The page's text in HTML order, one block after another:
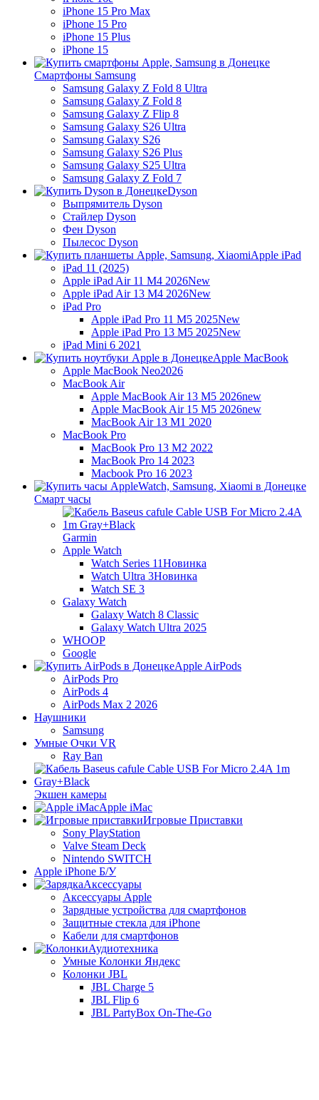
iPhone 15 Pro Max
iPhone 15 Pro
iPhone 15 Plus
iPhone 15
Смартфоны Samsung
Samsung Galaxy Z Fold 8 Ultra
Samsung Galaxy Z Fold 8
Samsung Galaxy Z Flip 8
Samsung Galaxy S26 Ultra
Samsung Galaxy S26
Samsung Galaxy S26 Plus
Samsung Galaxy S25 Ultra
Samsung Galaxy Z Fold 7
Dyson
Выпрямитель Dyson
Стайлер Dyson
Фен Dyson
Пылесос Dyson
Apple iPad
iPad 11 (2025)
Apple iPad Air 11 M4 2026New
Apple iPad Air 13 M4 2026New
iPad Pro
Apple iPad Pro 11 M5 2025New
Apple iPad Pro 13 M5 2025New
iPad Mini 6 2021
Apple MacBook
Apple MacBook Neo2026
MacBook Air
Apple MacBook Air 13 M5 2026new
Apple MacBook Air 15 M5 2026new
MacBook Air 13 M1 2020
MacBook Pro
MacBook Pro 13 M2 2022
MacBook Pro 14 2023
Macbook Pro 16 2023
Смарт часы
Garmin
Apple Watch
Watch Series 11Новинка
Watch Ultra 3Новинка
Watch SE 3
Galaxy Watch
Galaxy Watch 8 Classic
Galaxy Watch Ultra 2025
WHOOP
Google
Apple AirPods
AirPods Pro
AirPods 4
AirPods Max 2 2026
Наушники
Samsung
Умные Очки VR
Ray Ban
Экшен камеры
Apple iMac
Игровые Приставки
Sony PlayStation
Valve Steam Deck
Nintendo SWITCH
Apple iPhone Б/У
Аксессуары
Аксессуары Apple
Зарядные устройства для смартфонов
Защитные стекла для iPhone
Кабели для смартфонов
Аудиотехника
Умные Колонки Яндекс
Колонки JBL
JBL Charge 5
JBL Flip 6
JBL PartyBox On-The-Go